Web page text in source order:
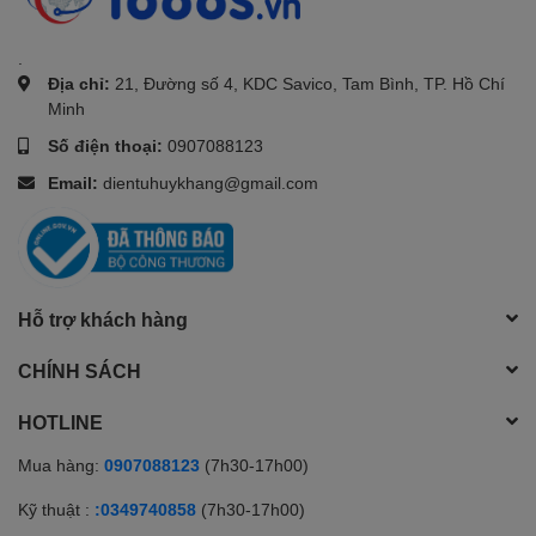
Địa chỉ: 21, Đường số 4, KDC Savico, Tam Bình, TP. Hồ Chí
Minh
Số điện thoại: 0907088123
Email: dientuhuykhang@gmail.com
Hỗ trợ khách hàng
CHÍNH SÁCH
HOTLINE
Mua hàng: 0907088123 (7h30-17h00)
Kỹ thuật : :0349740858 (7h30-17h00)